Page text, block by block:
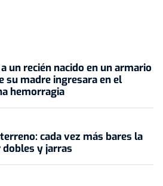
un recién nacido en un armario
su madre ingresara en el
hemorragia
cada vez más bares la
y jarras